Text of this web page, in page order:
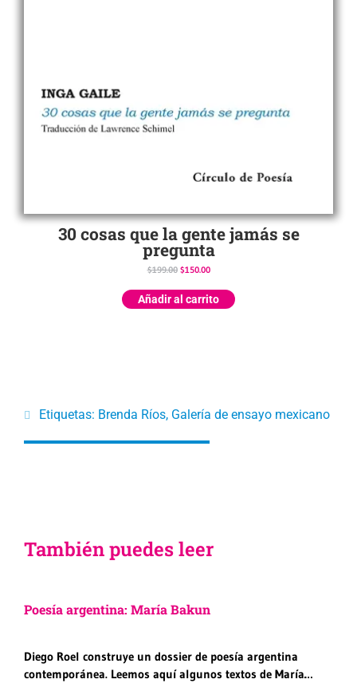
30 cosas que la gente jamás se
pregunta
$199.00 $150.00
Añadir al carrito
Etiquetas: Brenda Ríos, Galería de ensayo mexicano
También puedes leer
Poesía argentina: María Bakun
Diego Roel construye un dossier de poesía argentina
contemporánea. Leemos aquí algunos textos de María…